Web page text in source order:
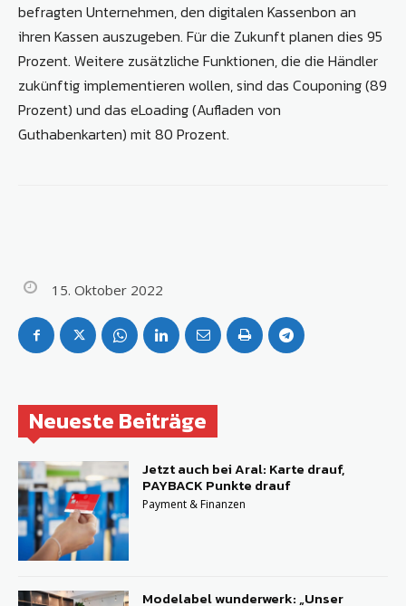
befragten Unternehmen, den digitalen Kassenbon an
ihren Kassen auszugeben. Für die Zukunft planen dies 95
Prozent. Weitere zusätzliche Funktionen, die die Händler
zukünftig implementieren wollen, sind das Couponing (89
Prozent) und das eLoading (Aufladen von
Guthabenkarten) mit 80 Prozent.
15. Oktober 2022
Neueste Beiträge
Jetzt auch bei Aral: Karte drauf,
PAYBACK Punkte drauf
Payment & Finanzen
Modelabel wunderwerk: „Unser